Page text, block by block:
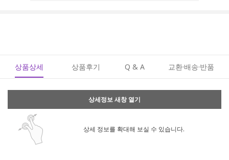
상품상세 상품후기 Q & A 교환·배송·반품
상세정보 새창 열기
상세 정보를 확대해 보실 수 있습니다.